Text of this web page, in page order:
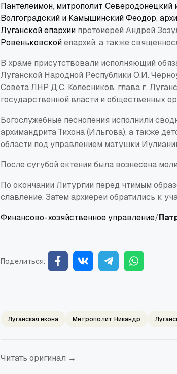
Пантелеимон, митрополит Северодонецкий
Волгоградский и Камышинский Феодор,
Луганской епархии протоиерей Андрей
Ровеньковскойепархий, а также
В храме присутствовали исполняющий
Луганской Народной Республики О.И.
Совета ЛНР Д.С. Колесников, глава г.
государственной власти и общественных
Богослужебные песнопения исполнили
архимандрита Тихона (Ильгова), а также
области под управлением матушки
После сугубой ектении была вознесена
По окончании Литургии перед чтимым
славление. Затем архиереи обратились к
Финансово-хозяйственное управление/
Поделиться:
Луганская икона Митрополит Никандр
Читать оригинал →